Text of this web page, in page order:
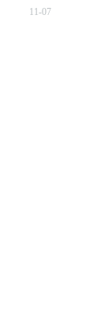
11-07